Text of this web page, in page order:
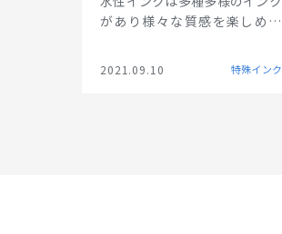
があり様々な質感を楽しめま
2021.09.10 特殊インク